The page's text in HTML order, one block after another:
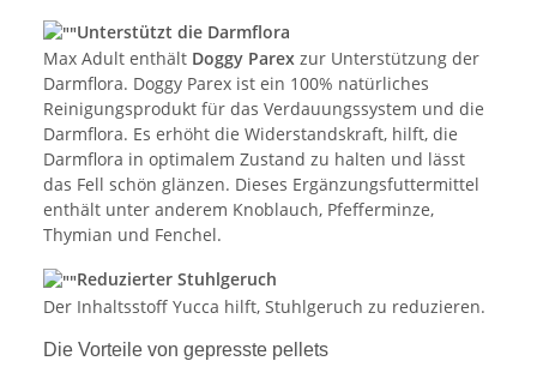
Unterstützt die Darmflora
Max Adult enthält Doggy Parex zur Unterstützung der
Darmflora. Doggy Parex ist ein 100% natürliches
Reinigungsprodukt für das Verdauungssystem und die
Darmflora. Es erhöht die Widerstandskraft, hilft, die
Darmflora in optimalem Zustand zu halten und lässt
das Fell schön glänzen. Dieses Ergänzungsfuttermittel
enthält unter anderem Knoblauch, Pfefferminze,
Thymian und Fenchel.
Reduzierter Stuhlgeruch
Der Inhaltsstoff Yucca hilft, Stuhlgeruch zu reduzieren.
Die Vorteile von gepresste pellets